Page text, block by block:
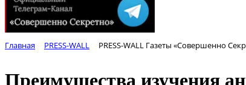
Главная PRESS-WALL PRESS-WALL Газеты «Совершенно
Преимущества изучения